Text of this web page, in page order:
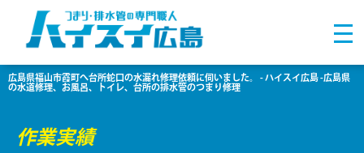
広島県福山市霞町へ台所蛇口の水漏れ修理依頼に伺いました。 - ハイスイ広島 -広島県
の水道修理、お風呂、トイレ、台所の排水管のつまり修理
作業実績